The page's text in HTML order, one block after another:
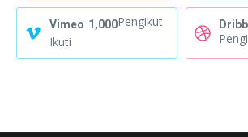
Vimeo 1,000Pengikut
Ikuti